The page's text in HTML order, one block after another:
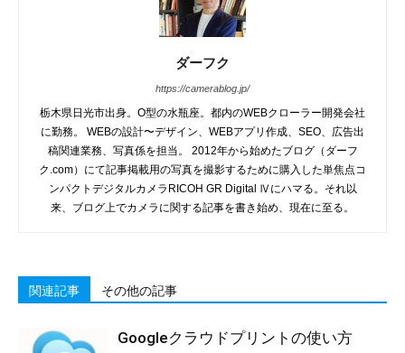
ダーフク
https://camerablog.jp/
栃木県日光市出身。O型の水瓶座。都内のWEBクローラー開発会社
に勤務。 WEBの設計〜デザイン、WEBアプリ作成、SEO、広告出
稿関連業務、写真係を担当。 2012年から始めたブログ（ダーフ
ク.com）にて記事掲載用の写真を撮影するために購入した単焦点コ
ンパクトデジタルカメラRICOH GR Digital Ⅳにハマる。それ以
来、ブログ上でカメラに関する記事を書き始め、現在に至る。
関連記事 その他の記事
Googleクラウドプリントの使い方